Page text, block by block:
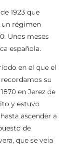
1923 que
un régimen
Unos meses
española.
en el que el
su
en Jerez de
y estuvo
ascender a
de
que se veía